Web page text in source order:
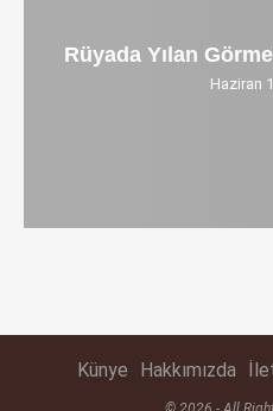
Rüyada Yılan
Haziran
Künye Hakkımızda